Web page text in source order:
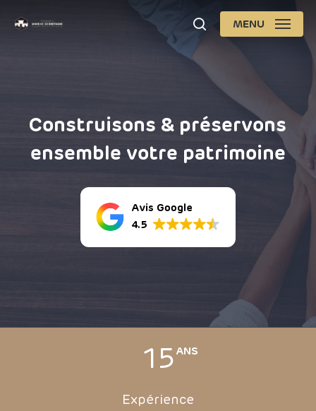
search
MENU
Construisons & préservons
ensemble votre patrimoine
Avis Google
4.5
15 ANS
Expérience
Close